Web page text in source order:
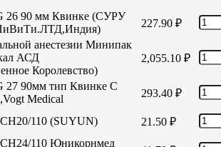
26 90 мм Квинке (СУРУ
227.90 ₽
анестезии Минипак
АСД
Королевство)
2,055.10 ₽
27 90мм тип Квинке С
Medical
293.40 ₽
110 (SUYUN) 21.50 ₽
110 Юникорнмед